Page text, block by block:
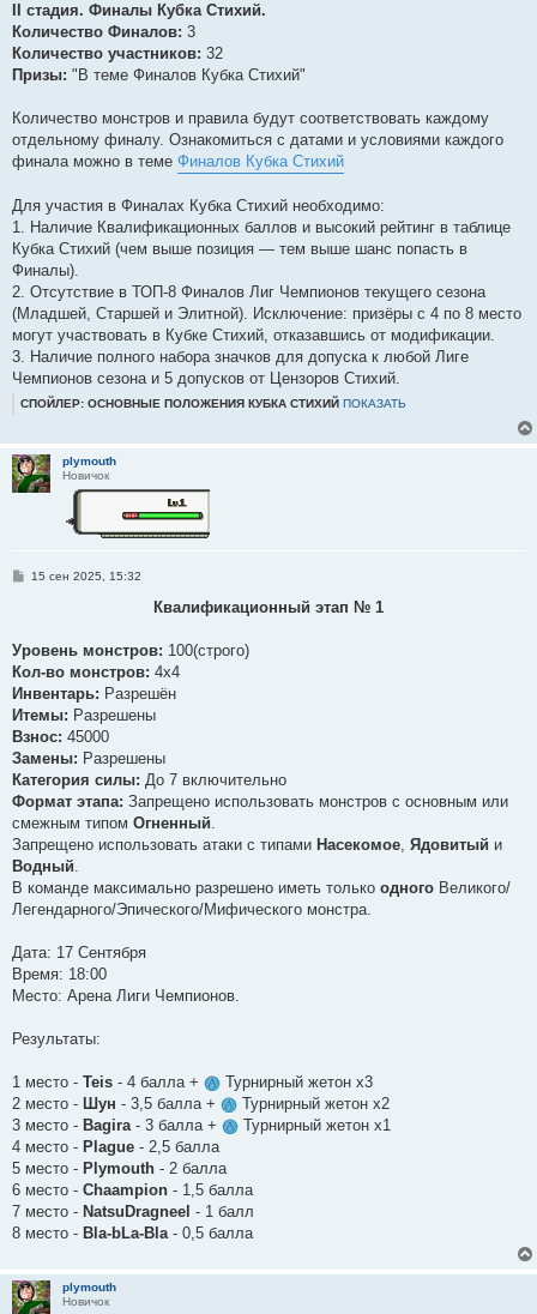
II стадия. Финалы Кубка Стихий.
Количество Финалов: 3
Количество участников: 32
Призы: "В теме Финалов Кубка Стихий"
Количество монстров и правила будут соответствовать каждому
отдельному финалу. Ознакомиться с датами и условиями каждого
финала можно в теме Финалов Кубка Стихий
Для участия в Финалах Кубка Стихий необходимо:
1. Наличие Квалификационных баллов и высокий рейтинг в таблице
Кубка Стихий (чем выше позиция — тем выше шанс попасть в
Финалы).
2. Отсутствие в ТОП-8 Финалов Лиг Чемпионов текущего сезона
(Младшей, Старшей и Элитной). Исключение: призёры с 4 по 8 место
могут участвовать в Кубке Стихий, отказавшись от модификации.
3. Наличие полного набора значков для допуска к любой Лиге
Чемпионов сезона и 5 допусков от Цензоров Стихий.
СПОЙЛЕР: ОСНОВНЫЕ ПОЛОЖЕНИЯ КУБКА CТИХИЙ ПОКАЗАТЬ
plymouth
Новичок
С
е
и
е
15 сен 2025, 15:32
Квалификационный этап № 1
Уровень монстров: 100(строго)
Кол-во монстров: 4х4
Инвентарь: Разрешён
Итемы: Разрешены
Взнос: 45000
Замены: Разрешены
Категория силы: До 7 включительно
Формат этапа: Запрещено использовать монстров с основным или
смежным типом Огненный.
Запрещено использовать атаки с типами Насекомое, Ядовитый и
Водный.
В команде максимально разрешено иметь только одного Великого/
Легендарного/Эпического/Мифического монстра.
Дата: 17 Сентября
Время: 18:00
Место: Арена Лиги Чемпионов.
Результаты:
1 место - Teis - 4 балла +
Турнирный жетон х3
2 место - Шун - 3,5 балла +
Турнирный жетон х2
3 место - Bagira- 3 балла +
Турнирный жетон х1
4 место - Plague - 2,5 балла
5 место - Plymouth - 2 балла
6 место - Chaampion - 1,5 балла
7 место - NatsuDragneel - 1 балл
8 место - Bla-bLa-Bla- 0,5 балла
plymouth
Новичок